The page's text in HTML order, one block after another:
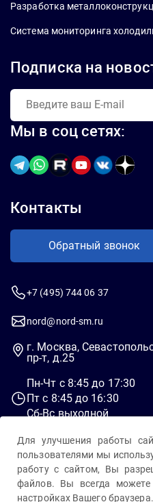
Разработка
Система мониторинга
Подписка на
Мы в соц сетях:
Контакты
Обратный звонок
+7 (495) 744 06 37
nord@nord-sm.ru
г. Москва,
пр-т, д.25
Пн-Чт c 8:45 до 17:30
Пт c 8:45 до 16:30
Сб-Вс выходной
Для улучшения работы
пользователями мы
работу с сайтом, Вы
файлов. Вы всегда
настройках Вашего браузера.